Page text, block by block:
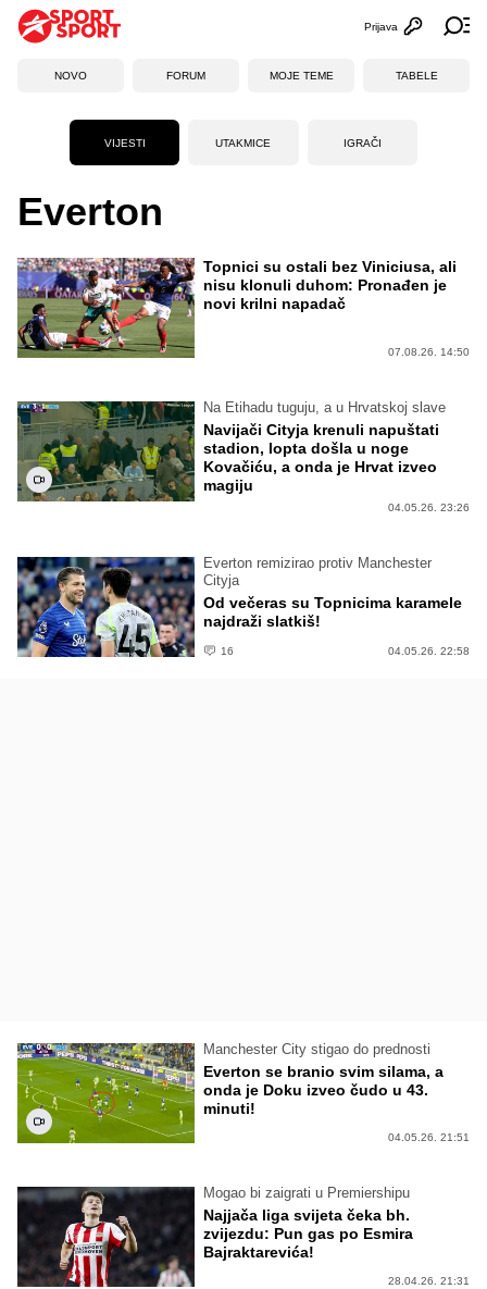
Otvori
Prijava
NOVO FORUM MOJE TEME TABELE
VIJESTI UTAKMICE IGRAČI
Everton
Topnici su ostali bez Viniciusa, ali
nisu klonuli duhom: Pronađen je
novi krilni napadač
07.08.26. 14:50
Na Etihadu tuguju, a u Hrvatskoj slave
Navijači Cityja krenuli napuštati
stadion, lopta došla u noge
Kovačiću, a onda je Hrvat izveo
magiju
04.05.26. 23:26
Everton remizirao protiv Manchester
Cityja
Od večeras su Topnicima karamele
najdraži slatkiš!
16 04.05.26. 22:58
Manchester City stigao do prednosti
Everton se branio svim silama, a
onda je Doku izveo čudo u 43.
minuti!
04.05.26. 21:51
Mogao bi zaigrati u Premiershipu
Najjača liga svijeta čeka bh.
zvijezdu: Pun gas po Esmira
Bajraktarevića!
28.04.26. 21:31